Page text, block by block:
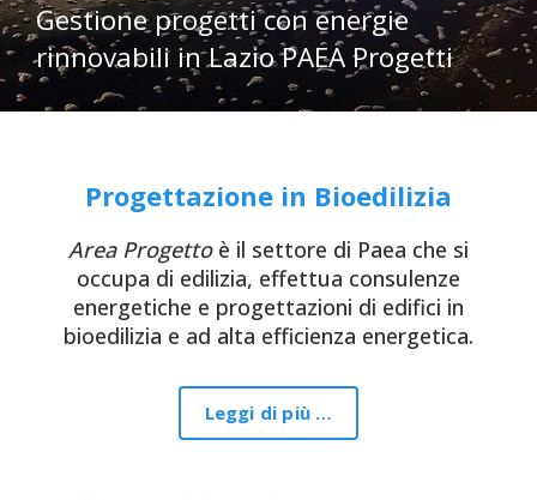
Gestione progetti con energie
rinnovabili in Lazio PAEA Progetti
Progettazione in Bioedilizia
Area Progettoè il settore di Paea che si
occupa di edilizia, effettua consulenze
energetiche e progettazioni di edifici in
bioedilizia e ad alta efficienza energetica.
Leggi di più …